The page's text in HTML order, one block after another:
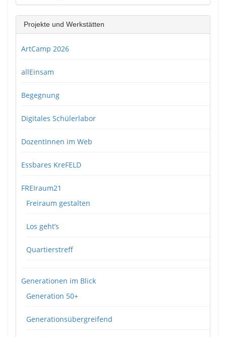
Projekte und Werkstätten
ArtCamp 2026
allEinsam
Begegnung
Digitales Schülerlabor
DozentInnen im Web
Essbares KreFELD
FREIraum21
Freiraum gestalten
Los geht’s
Quartierstreff
Generationen im Blick
Generation 50+
Generationsübergreifend